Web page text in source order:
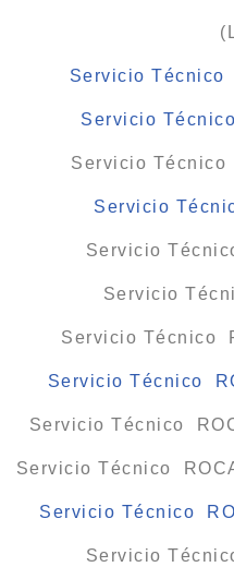
Servicio
Servicio
Servicio
Servicio
Servicio
Servicio
Servicio Técnico
Servicio Técnico
Servicio Técnico
Servicio Técnico
Servicio Técnico
Servicio